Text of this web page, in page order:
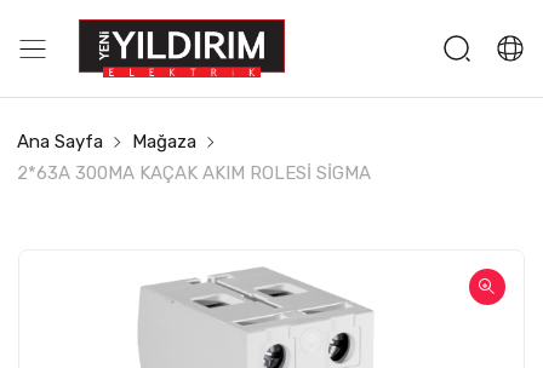
Ana Sayfa
Mağaza
2*63A 300MA KAÇAK AKIM ROLESİ SİGMA